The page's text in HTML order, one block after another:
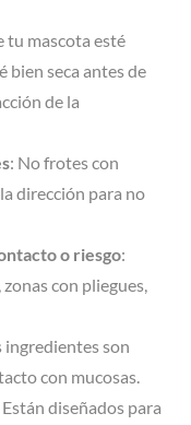
tu mascota esté
bien seca antes de
de la
: No frotes con
dirección para no
o riesgo:
con pliegues,
ingredientes son
con mucosas.
Están diseñados para